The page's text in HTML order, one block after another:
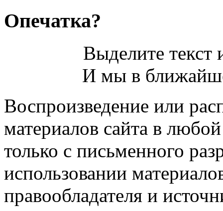
Опечатка?
Выделите
И мы в
Воспроизведение или
материалов сайта в
только с письменного
использовании
правообладателя и